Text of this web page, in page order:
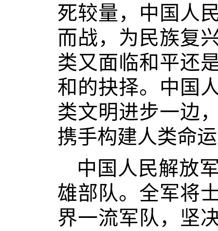
死较量，中国人
而战，为民族复
类又面临和平还
和的抉择。中国
类文明进步一边
携手构建人类命
中国人民解放
雄部队。全军将
界一流军队，坚